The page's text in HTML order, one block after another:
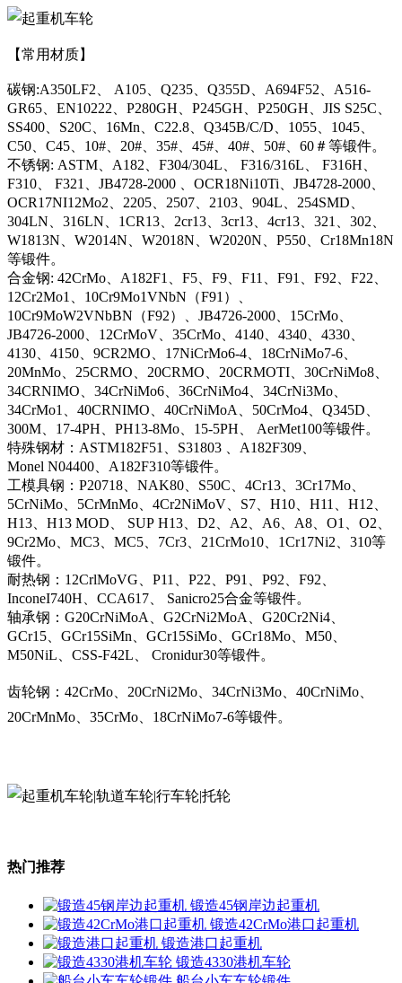
【常用材质】
碳钢:A350LF2、 A105、Q235、Q355D、A694F52、A516-
GR65、EN10222、P280GH、P245GH、P250GH、JIS S25C、
SS400、S20C、16Mn、C22.8、Q345B/C/D、1055、1045、
C50、C45、10#、20#、35#、45#、40#、50#、60＃等锻件。
不锈钢: ASTM、A182、F304/304L、 F316/316L、 F316H、
F310、 F321、JB4728-2000 、OCR18Ni10Ti、JB4728-2000、
OCR17NI12Mo2、2205、2507、2103、904L、254SMD、
304LN、316LN、1CR13、2cr13、3cr13、4cr13、321、302、
W1813N、W2014N、W2018N、W2020N、P550、Cr18Mn18N
等锻件。
合金钢: 42CrMo、A182F1、F5、F9、F11、F91、F92、F22、
12Cr2Mo1、10Cr9Mo1VNbN（F91）、
10Cr9MoW2VNbBN（F92）、JB4726-2000、15CrMo、
JB4726-2000、12CrMoV、35CrMo、4140、4340、4330、
4130、4150、9CR2MO、17NiCrMo6-4、18CrNiMo7-6、
20MnMo、25CRMO、20CRMO、20CRMOTI、30CrNiMo8、
34CRNIMO、34CrNiMo6、36CrNiMo4、34CrNi3Mo、
34CrMo1、40CRNIMO、40CrNiMoA、50CrMo4、Q345D、
300M、17-4PH、PH13-8Mo、15-5PH、 AerMet100等锻件。
特殊钢材：ASTM182F51、S31803 、A182F309、
Monel N04400、A182F310等锻件。
工模具钢：P20718、NAK80、S50C、4Cr13、3Cr17Mo、
5CrNiMo、5CrMnMo、4Cr2NiMoV、S7、H10、H11、H12、
H13、H13 MOD、 SUP H13、D2、A2、A6、A8、O1、O2、
9Cr2Mo、MC3、MC5、7Cr3、21CrMo10、1Cr17Ni2、310等
锻件。
耐热钢：12CrlMoVG、P11、P22、P91、P92、F92、
InconeI740H、CCA617、 Sanicro25合金等锻件。
轴承钢：G20CrNiMoA、G2CrNi2MoA、G20Cr2Ni4、
GCr15、GCr15SiMn、GCr15SiMo、GCr18Mo、M50、
M50NiL、CSS-F42L、 Cronidur30等锻件。
齿轮钢：42CrMo、20CrNi2Mo、34CrNi3Mo、40CrNiMo、
20CrMnMo、35CrMo、18CrNiMo7-6等锻件。
热门推荐
锻造45钢岸边起重机
锻造42CrMo港口起重机
锻造港口起重机
锻造4330港机车轮